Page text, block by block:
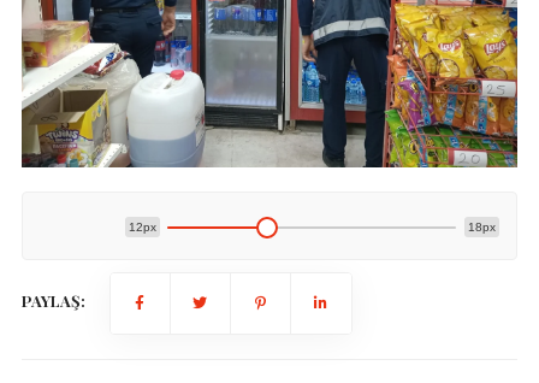
12px 18px
PAYLAŞ: